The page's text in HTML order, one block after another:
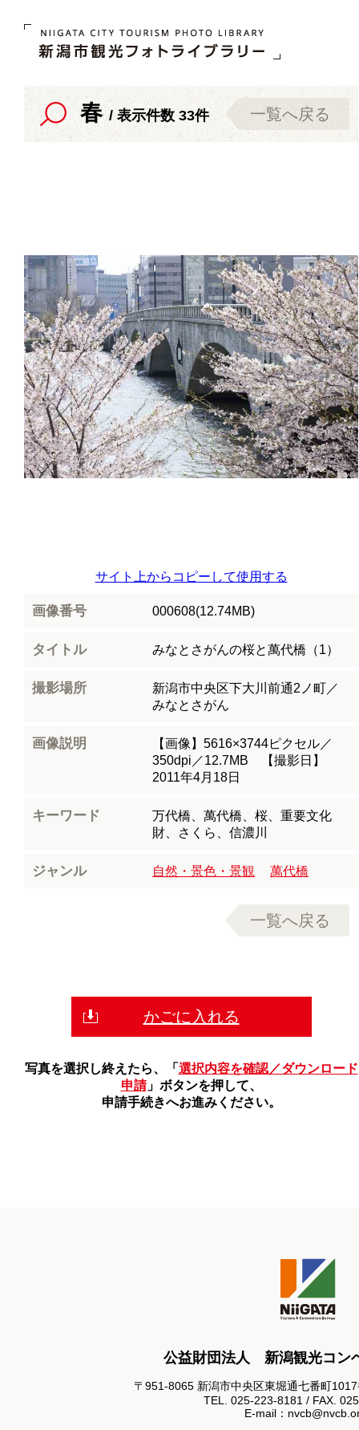
春 / 表示件数 33件 一覧へ戻る
サイト上からコピーして使用する
画像番号 000608(12.74MB)
タイトル みなとさがんの桜と萬代橋（1）
撮影場所
新潟市中央区下大川前通2ノ町／
みなとさがん
画像説明
【画像】5616×3744ピクセル／
350dpi／12.7MB 【撮影日】
2011年4月18日
キーワード
万代橋、萬代橋、桜、重要文化
財、さくら、信濃川
ジャンル 自然・景色・景観 萬代橋
一覧へ戻る
かごに入れる
写真を選択し終えたら、「 選択内容を確認／ダウンロード
申請」ボタンを押して、
申請手続きへお進みください。
公益財団法人 新潟観光コン
〒951-8065 新潟市中央区東堀通七番町
TEL. 025-223-8181 / FAX.
E-mail：